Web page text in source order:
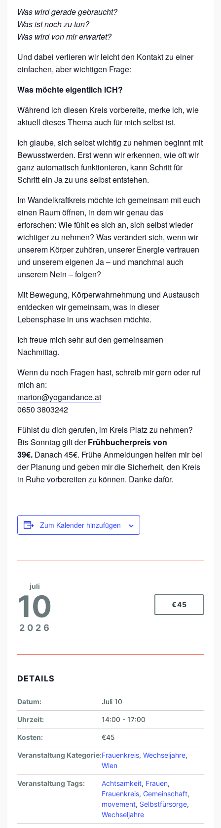
Was wird gerade gebraucht?
Was ist noch zu tun?
Was wird von mir erwartet?
Und dabei verlieren wir leicht den Kontakt zu einer
einfachen, aber wichtigen Frage:
Was möchte eigentlich ICH?
Während ich diesen Kreis vorbereite, merke ich, wie
aktuell dieses Thema auch für mich selbst ist.
Ich glaube, sich selbst wichtig zu nehmen beginnt mit
Bewusstwerden. Erst wenn wir erkennen, wie oft wir
ganz automatisch funktionieren, kann Schritt für
Schritt ein Ja zu uns selbst entstehen.
Im Wandelkraftkreis möchte ich gemeinsam mit euch
einen Raum öffnen, in dem wir genau das
erforschen: Wie fühlt es sich an, sich selbst wieder
wichtiger zu nehmen? Was verändert sich, wenn wir
unserem Körper zuhören, unserer Energie vertrauen
und unserem eigenen Ja – und manchmal auch
unserem Nein – folgen?
Mit Bewegung, Körperwahrnehmung und Austausch
entdecken wir gemeinsam, was in dieser
Lebensphase in uns wachsen möchte.
Ich freue mich sehr auf den gemeinsamen
Nachmittag.
Wenn du noch Fragen hast, schreib mir gern oder ruf
mich an:
marion@yogandance.at
0650 3803242
Fühlst du dich gerufen, im Kreis Platz zu nehmen?
Bis Sonntag gilt derFrühbucherpreis von
39€. Danach 45€. Frühe Anmeldungen helfen mir bei
der Planung und geben mir die Sicherheit, den Kreis
in Ruhe vorbereiten zu können. Danke dafür.
Zum Kalender hinzufügen
juli
10
2026
€45
DETAILS
Datum: Juli 10
Uhrzeit: 14:00 - 17:00
Kosten: €45
Veranstaltung Kategorie:Frauenkreis, Wechseljahre,
Wien
Veranstaltung Tags: Achtsamkeit, Frauen,
Frauenkreis, Gemeinschaft,
movement, Selbstfürsorge,
Wechseljahre